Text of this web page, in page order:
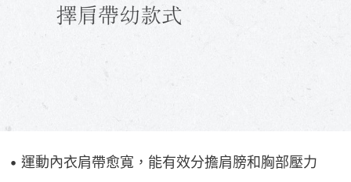
• 運動內衣肩帶愈寬，能有效分擔肩膀和胸部壓力